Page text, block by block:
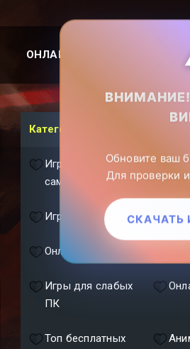
ОНЛАЙН ИГРЫ
Категории
Игры про
самолеты
Игры с танками
Онлайн шутеры
Игры для слабых
ПК
Топ бесплатных
Обновите ваш
Для проверки
СКАЧАТЬ